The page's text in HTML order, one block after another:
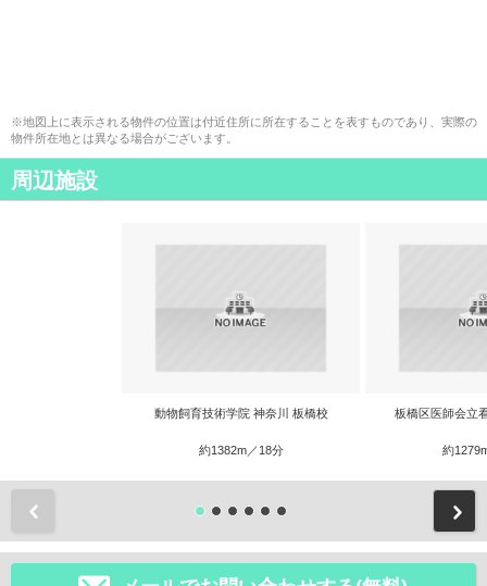
※地図上に表示される物件の位置は付近住所に所在することを表すものであり、実際の
物件所在地とは異なる場合がございます。
周辺施設
動物飼育技術学院 神奈川 板橋校
約1382m／18分
板橋区医師会立
約